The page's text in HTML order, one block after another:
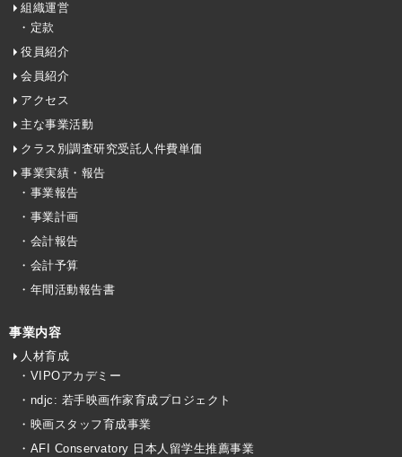
組織運営
・定款
役員紹介
会員紹介
アクセス
主な事業活動
クラス別調査研究受託人件費単価
事業実績・報告
・事業報告
・事業計画
・会計報告
・会計予算
・年間活動報告書
事業内容
人材育成
・VIPOアカデミー
・ndjc: 若手映画作家育成プロジェクト
・映画スタッフ育成事業
・AFI Conservatory 日本人留学生推薦事業